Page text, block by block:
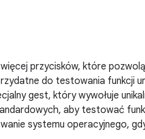
przycisków, które
do testowania funkcji
gest, który wywołuje
aby testować
systemu operacyjnego,